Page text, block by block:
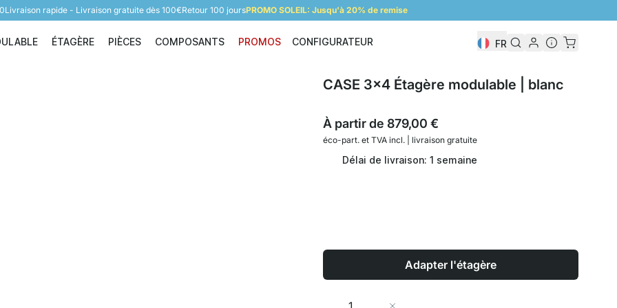
Livraison rapide - Livraison gratuite dès 100€Retour 100 joursPROMO SOLEIL: Jusqu'à 20% de remise
Étagère modulable
ÉTAGÈRE
Étagère
PIÈCES
Pièces
COMPOSANTS
Composants
PROMOS CONFIGURATEUR FR
CASE 3x4 Étagère modulable | blanc
À partir de879,00 €
éco-part. etTVA incl. | livraison gratuite
Délai de livraison: 1 semaine
Adapter l'étagère
Quantité